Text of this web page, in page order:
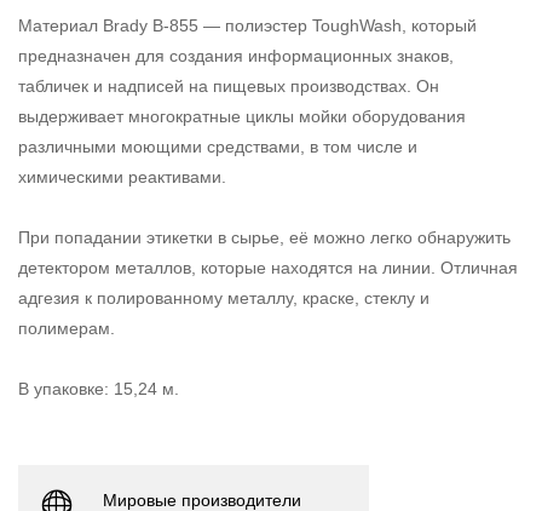
Материал Brady B-855 — полиэстер ToughWash, который
предназначен для создания информационных знаков,
табличек и надписей на пищевых производствах. Он
выдерживает многократные циклы мойки оборудования
различными моющими средствами, в том числе и
химическими реактивами.
При попадании этикетки в сырье, её можно легко обнаружить
детектором металлов, которые находятся на линии. Отличная
адгезия к полированному металлу, краске, стеклу и
полимерам.
В упаковке: 15,24 м.
Мировые производители